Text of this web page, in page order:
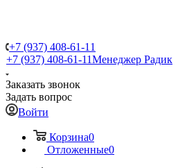
+7 (937) 408-61-11
+7 (937) 408-61-11Менеджер Радик
Заказать звонок
Задать вопрос
Войти
Корзина0
Отложенные0